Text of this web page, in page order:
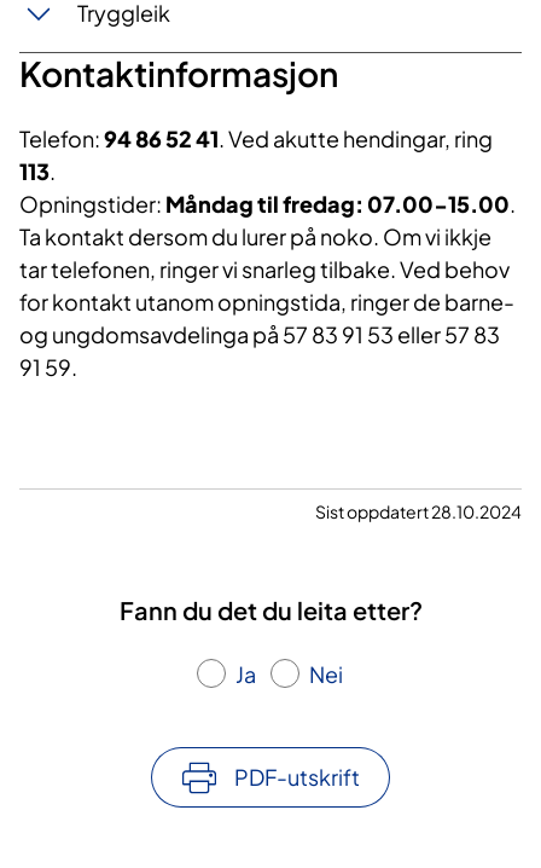
Tryggleik
Kontaktinformasjon
Telefon:94 86 52 41. Ved akutte hendingar, ring
113.
Opningstider: Måndag til fredag: 07.00-15.00.
Ta kontakt dersom du lurer på noko. Om vi ikkje
tar telefonen, ringer vi snarleg tilbake. Ved behov
for kontakt utanom opningstida, ringer de barne-
og ungdomsavdelinga på 57 83 91 53 eller 57 83
91 59.
Sist oppdatert 28.10.2024
Fann du det du leita etter?
Ja Nei
PDF-utskrift